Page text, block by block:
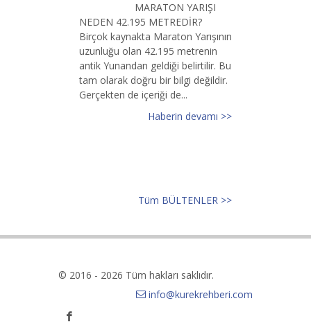
MARATON YARIŞI
NEDEN 42.195 METREDİR?
Birçok kaynakta Maraton Yarışının
uzunluğu olan 42.195 metrenin
antik Yunandan geldiği belirtilir. Bu
tam olarak doğru bir bilgi değildir.
Gerçekten de içeriği de...
Haberin devamı >>
Tüm BÜLTENLER >>
© 2016 - 2026 Tüm hakları saklıdır.
info@kurekrehberi.com